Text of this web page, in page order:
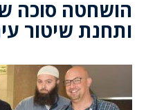
הושחטה סוכה
ותחנת שיטור